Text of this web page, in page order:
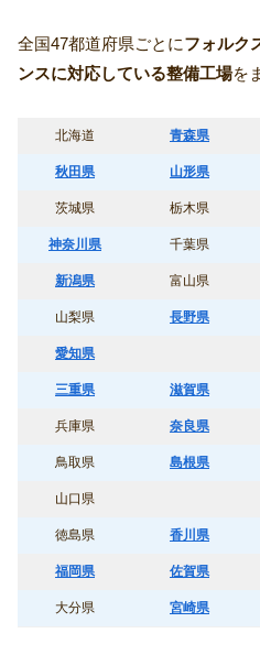
全国47都道府県ごとにフォルク
ンスに対応している整備工場を
北海道 青森県
秋田県 山形県
茨城県 栃木県
神奈川県 千葉県
新潟県 富山県
山梨県 長野県
愛知県
三重県 滋賀県
兵庫県 奈良県
鳥取県 島根県
山口県
徳島県 香川県
福岡県 佐賀県
大分県 宮崎県